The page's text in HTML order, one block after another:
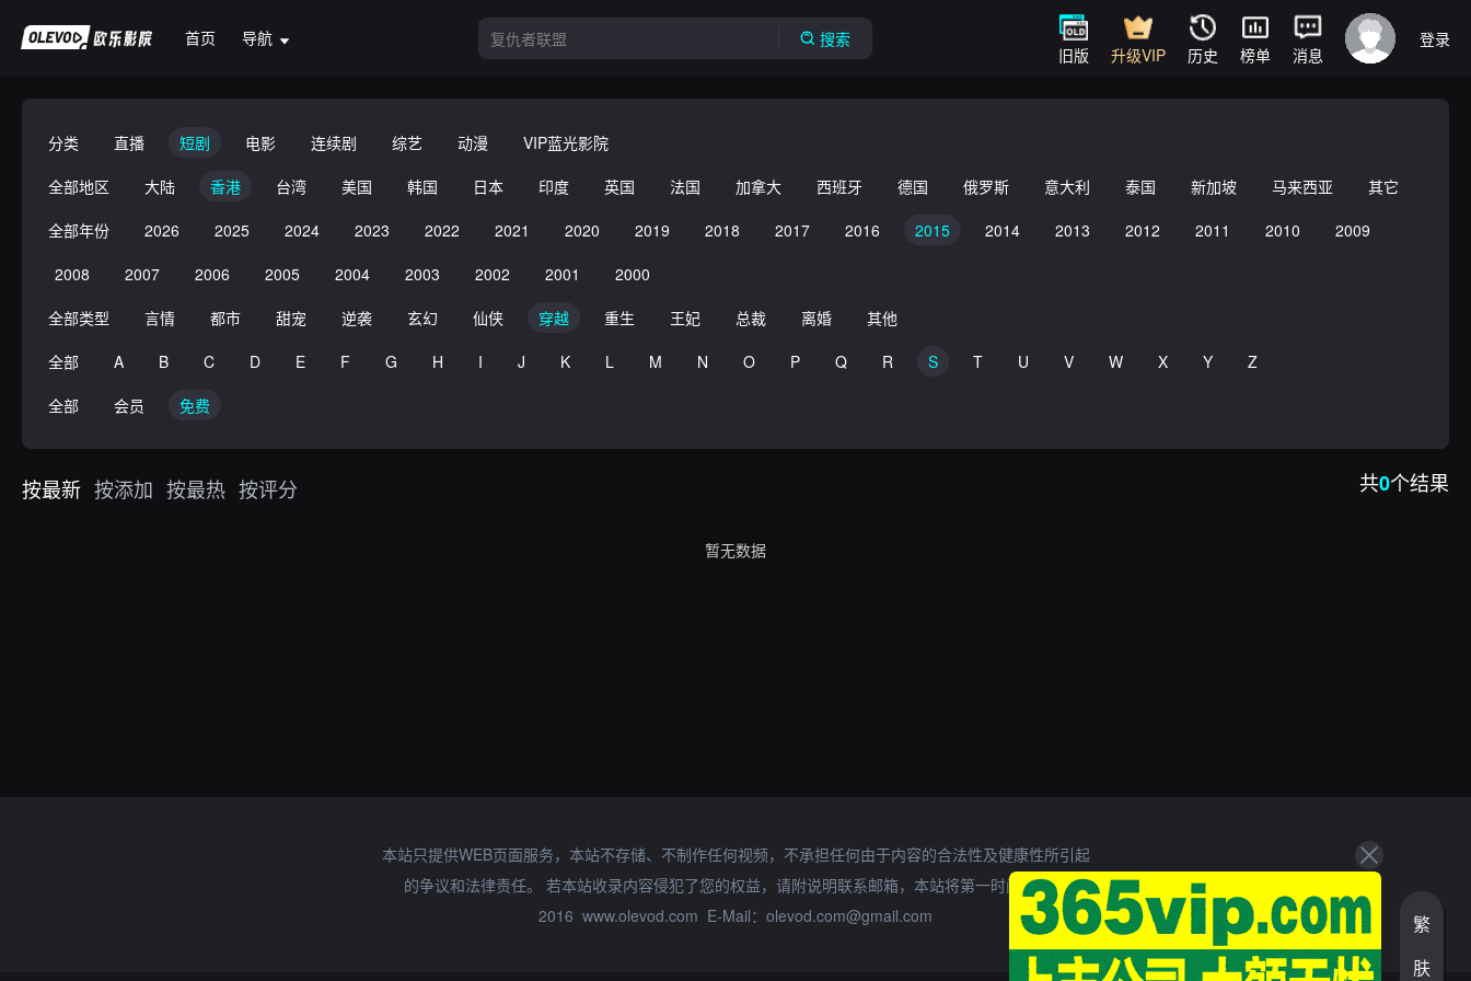
首页 导航 搜索
旧版 升级VIP 历史 榜单 消息
登录
分类 直播 短剧 电影 连续剧 综艺 动漫
VIP蓝光影院
全部地区
大陆 香港 台湾 美国 韩国 日本 印度 英国 法国 加拿大 西班牙 德国 俄罗斯 意大利 泰国 新加坡 马来西亚
其它
全部年份
2026 2025 2024 2023 2022 2021 2020 2019 2018 2017 2016 2015 2014 2013 2012 2011 2010
2009
2008
2007 2006 2005 2004 2003 2002 2001
2000
全部类型
言情 都市 甜宠 逆袭 玄幻 仙侠 穿越 重生 王妃 总裁 离婚
其他
全部
A B C D E F G H I J K L M N O P Q R S T U V W X Y
Z
全部
会员 免费
按最新 按添加 按最热 按评分 共0个结果
暂无数据
本站只提供WEB页面服务，本站不存储、不制作任何视频，不承担任何由于内容的合法性及健康性所引起
的争议和法律责任。 若本站收录内容侵犯了您的权益，请附说明联系邮箱，本站将第一时间处理。
2016 www.olevod.com E-Mail：olevod.com@gmail.com
繁
肤